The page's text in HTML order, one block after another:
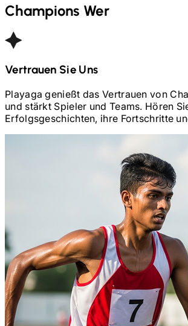
Champions Wer
Vertrauen Sie Uns
Playaga genießt das Vertrauen von
und stärkt Spieler und Teams. Hören
Erfolgsgeschichten, ihre Fortschritte